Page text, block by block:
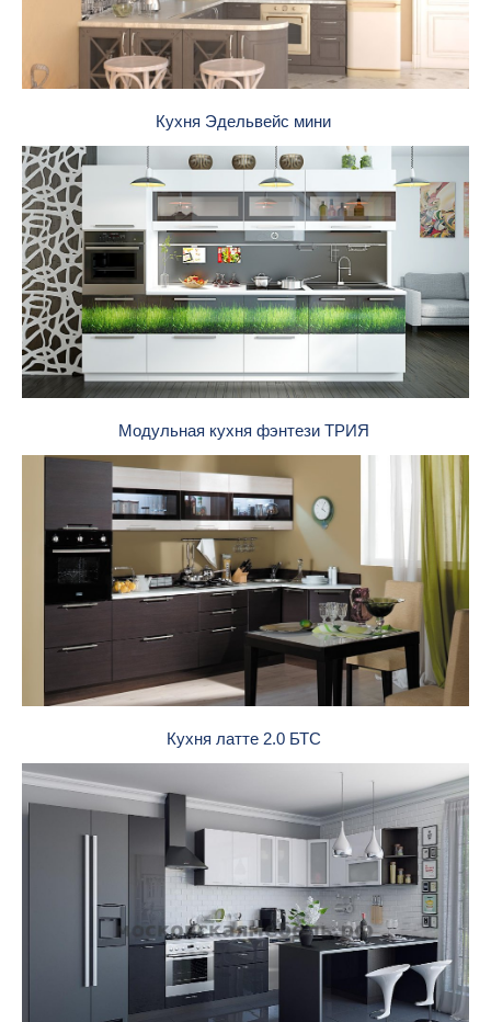
Кухня Эдельвейс мини
Модульная кухня фэнтези ТРИЯ
Кухня латте 2.0 БТС